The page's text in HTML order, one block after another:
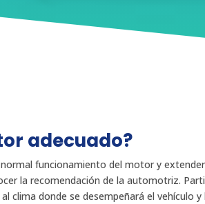
adecuado?
funcionamiento del motor y
la recomendación de la automotriz.
clima donde se desempeñará el vehículo